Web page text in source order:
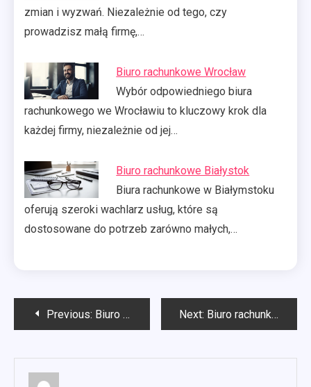
zmian i wyzwań. Niezależnie od tego, czy
prowadzisz małą firmę,…
Biuro rachunkowe Wrocław
Wybór odpowiedniego biura
rachunkowego we Wrocławiu to kluczowy krok dla
każdej firmy, niezależnie od jej…
Biuro rachunkowe Białystok
Biura rachunkowe w Białymstoku
oferują szeroki wachlarz usług, które są
dostosowane do potrzeb zarówno małych,…
Nawigacja
Previous: Biuro rachunkowe Ostrowiec Świętokrzyski Next: Biuro rachunkowe Mazury